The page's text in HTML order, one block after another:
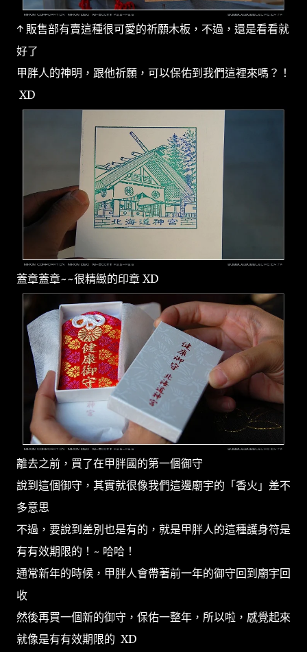
↑ 販售部有賣這種很可愛的祈願木板，不過，還是看看就
好了
甲胖人的神明，跟他祈願，可以保佑到我們這裡來嗎？！
XD
蓋章蓋章~~很精緻的印章 XD
離去之前，買了在甲胖國的第一個御守
說到這個御守，其實就很像我們這邊廟宇的「香火」差不
多意思
不過，要說到差別也是有的，就是甲胖人的這種護身符是
有有效期限的！~ 哈哈！
通常新年的時候，甲胖人會帶著前一年的御守回到廟宇回
收
然後再買一個新的御守，保佑一整年，所以啦，感覺起來
就像是有有效期限的 XD